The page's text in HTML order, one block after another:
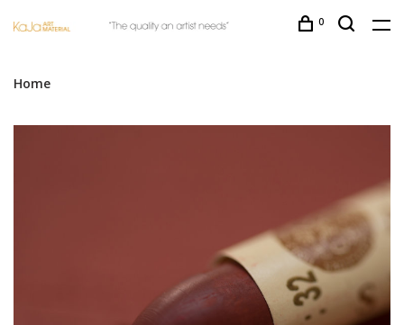
0
Home